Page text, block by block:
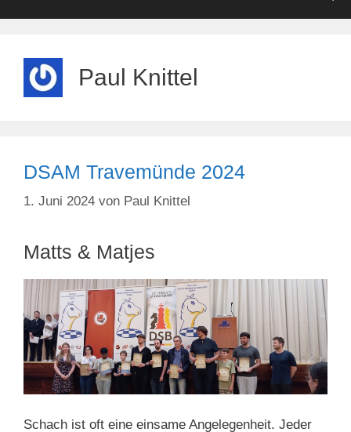
Paul Knittel
DSAM Travemünde 2024
1. Juni 2024 von Paul Knittel
Matts & Matjes
Schach ist oft eine einsame Angelegenheit. Jeder